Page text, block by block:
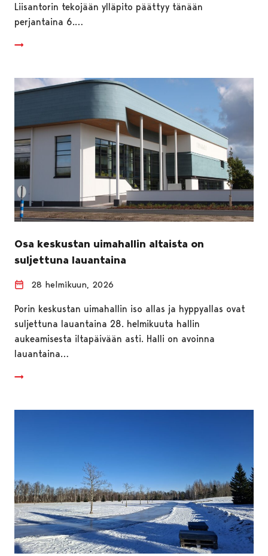
Liisantorin tekojään ylläpito päättyy tänään
perjantaina 6.…
Osa keskustan uimahallin altaista on
suljettuna lauantaina
28 helmikuun, 2026
Porin keskustan uimahallin iso allas ja hyppyallas ovat
suljettuna lauantaina 28. helmikuuta hallin
aukeamisesta iltapäivään asti. Halli on avoinna
lauantaina…